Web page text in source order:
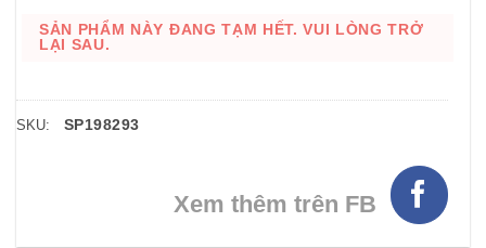
SẢN PHẨM NÀY ĐANG TẠM HẾT. VUI LÒNG TRỞ
LẠI SAU.
SKU: SP198293
Xem thêm trên FB